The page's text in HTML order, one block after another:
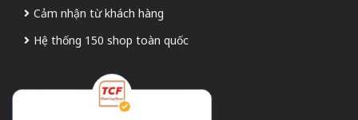
Cảm nhận từ khách hàng
Hệ thống 150 shop toàn quốc